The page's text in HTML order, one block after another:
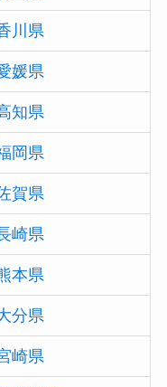
川県
媛県
知県
岡県
賀県
崎県
本県
分県
崎県